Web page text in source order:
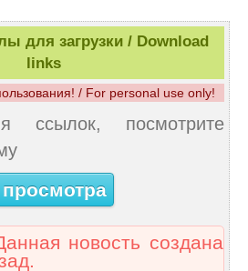
для загрузки / Download
links
/ For personal use only!
ссылок, посмотрите
новость создана